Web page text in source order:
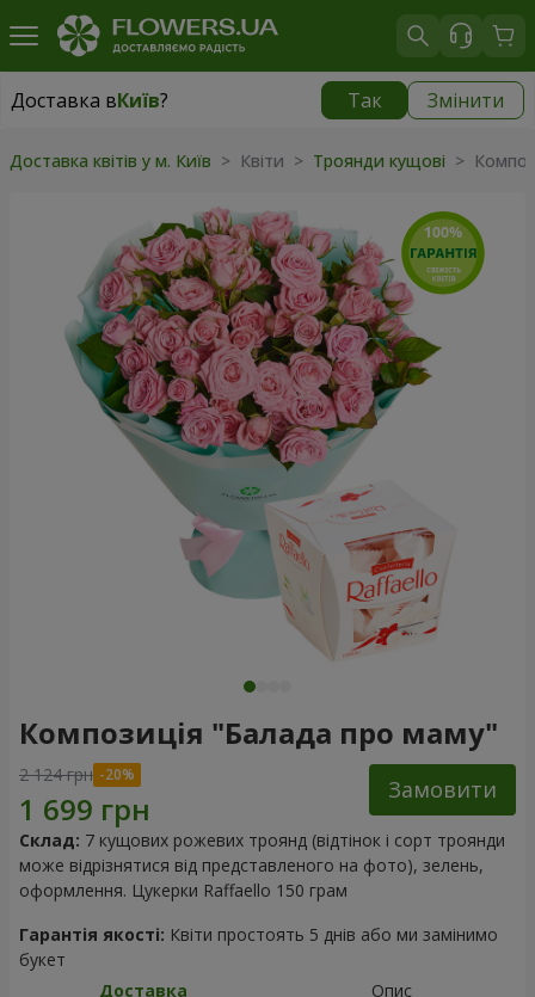
Доставка вКиїв? Так Змінити
Доставка вКиїв
Доставка квітів у м. Київ > Квіти > Троянди кущові >
Композиція "Балада про маму"
2 124 грн
Замовити
Склад: 7 кущових рожевих троянд (відтінок і сорт троянди
може відрізнятися від представленого на фото), зелень,
оформлення. Цукерки Raffaello 150 грам
Гарантія якості: Квіти простоять 5 днів або ми замінимо
букет
Доставка
Опис